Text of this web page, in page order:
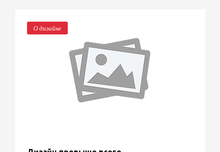
О дизайне